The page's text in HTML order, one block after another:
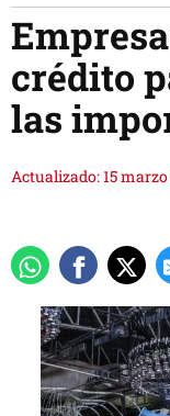
crédito
las
Actualizado: 15 marzo